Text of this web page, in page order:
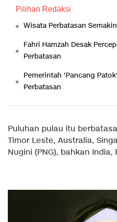
Pilihan Redaksi
Wisata Perbatasan
Fahri Hamzah Desak
Perbatasan
Pemerintah 'Pancang
Perbatasan
Puluhan pulau itu
Timor Leste, Australia,
Nugini (PNG), bahkan